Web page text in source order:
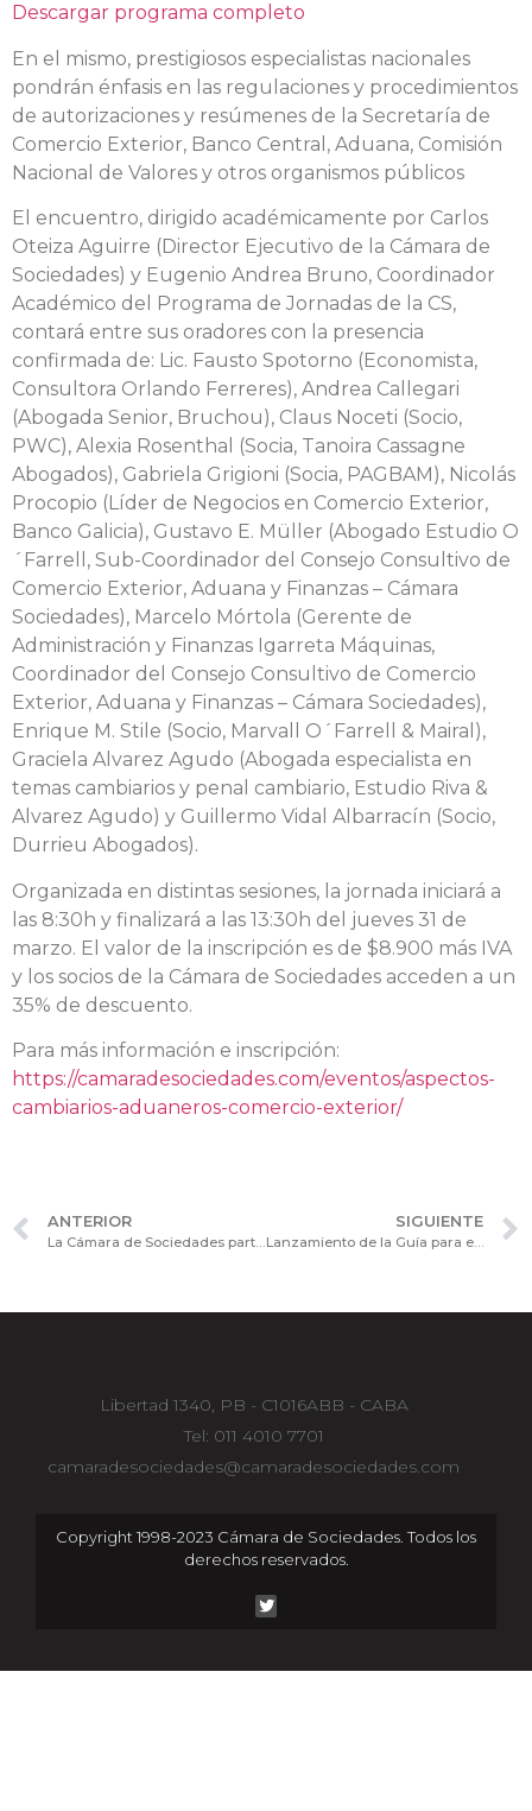
Descargar programa completo
En el mismo, prestigiosos especialistas nacionales
pondrán énfasis en las regulaciones y procedimientos
de autorizaciones y resúmenes de la Secretaría de
Comercio Exterior, Banco Central, Aduana, Comisión
Nacional de Valores y otros organismos públicos
El encuentro, dirigido académicamente por Carlos
Oteiza Aguirre (Director Ejecutivo de la Cámara de
Sociedades) y Eugenio Andrea Bruno, Coordinador
Académico del Programa de Jornadas de la CS,
contará entre sus oradores con la presencia
confirmada de: Lic. Fausto Spotorno (Economista,
Consultora Orlando Ferreres), Andrea Callegari
(Abogada Senior, Bruchou), Claus Noceti (Socio,
PWC), Alexia Rosenthal (Socia, Tanoira Cassagne
Abogados), Gabriela Grigioni (Socia, PAGBAM), Nicolás
Procopio (Líder de Negocios en Comercio Exterior,
Banco Galicia), Gustavo E. Müller (Abogado Estudio O
´Farrell, Sub-Coordinador del Consejo Consultivo de
Comercio Exterior, Aduana y Finanzas – Cámara
Sociedades), Marcelo Mórtola (Gerente de
Administración y Finanzas Igarreta Máquinas,
Coordinador del Consejo Consultivo de Comercio
Exterior, Aduana y Finanzas – Cámara Sociedades),
Enrique M. Stile (Socio, Marvall O´Farrell & Mairal),
Graciela Alvarez Agudo (Abogada especialista en
temas cambiarios y penal cambiario, Estudio Riva &
Alvarez Agudo) y Guillermo Vidal Albarracín (Socio,
Durrieu Abogados).
Organizada en distintas sesiones, la jornada iniciará a
las 8:30h y finalizará a las 13:30h del jueves 31 de
marzo. El valor de la inscripción es de $8.900 más IVA
y los socios de la Cámara de Sociedades acceden a un
35% de descuento.
Para más información e inscripción:
https://camaradesociedades.com/eventos/aspectos-
cambiarios-aduaneros-comercio-exterior/
ANTERIOR
La Cámara de Sociedades participó del “Toque de Campana por la Igualdad de Género”
SIGUIENTE
Lanzamiento de la Guía para el Acceso a la Oferta Pública de Acciones: CNV en participación con la Cámara de Sociedades.
Libertad 1340, PB - C1016ABB - CABA
Tel: 011 4010 7701
camaradesociedades@camaradesociedades.com
Copyright 1998-2023 Cámara de Sociedades. Todos los
derechos reservados.